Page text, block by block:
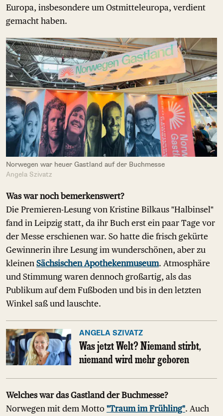
Europa, insbesondere um Ostmitteleuropa, verdient
gemacht haben.
Norwegen war heuer Gastland auf der Buchmesse
Angela Szivatz
Was war noch bemerkenswert?
Die Premieren-Lesung von Kristine Bilkaus "Halbinsel"
fand in Leipzig statt, da ihr Buch erst ein paar Tage vor
der Messe erschienen war. So hatte die frisch gekürte
Gewinnerin ihre Lesung im wunderschönen, aber zu
kleinen Sächsischen Apothekenmuseum. Atmosphäre
und Stimmung waren dennoch großartig, als das
Publikum auf dem Fußboden und bis in den letzten
Winkel saß und lauschte.
ANGELA SZIVATZ
Was jetzt Welt? Niemand stirbt,
niemand wird mehr geboren
Welches war das Gastland der Buchmesse?
Norwegen mit dem Motto "Traum im Frühling". Auch